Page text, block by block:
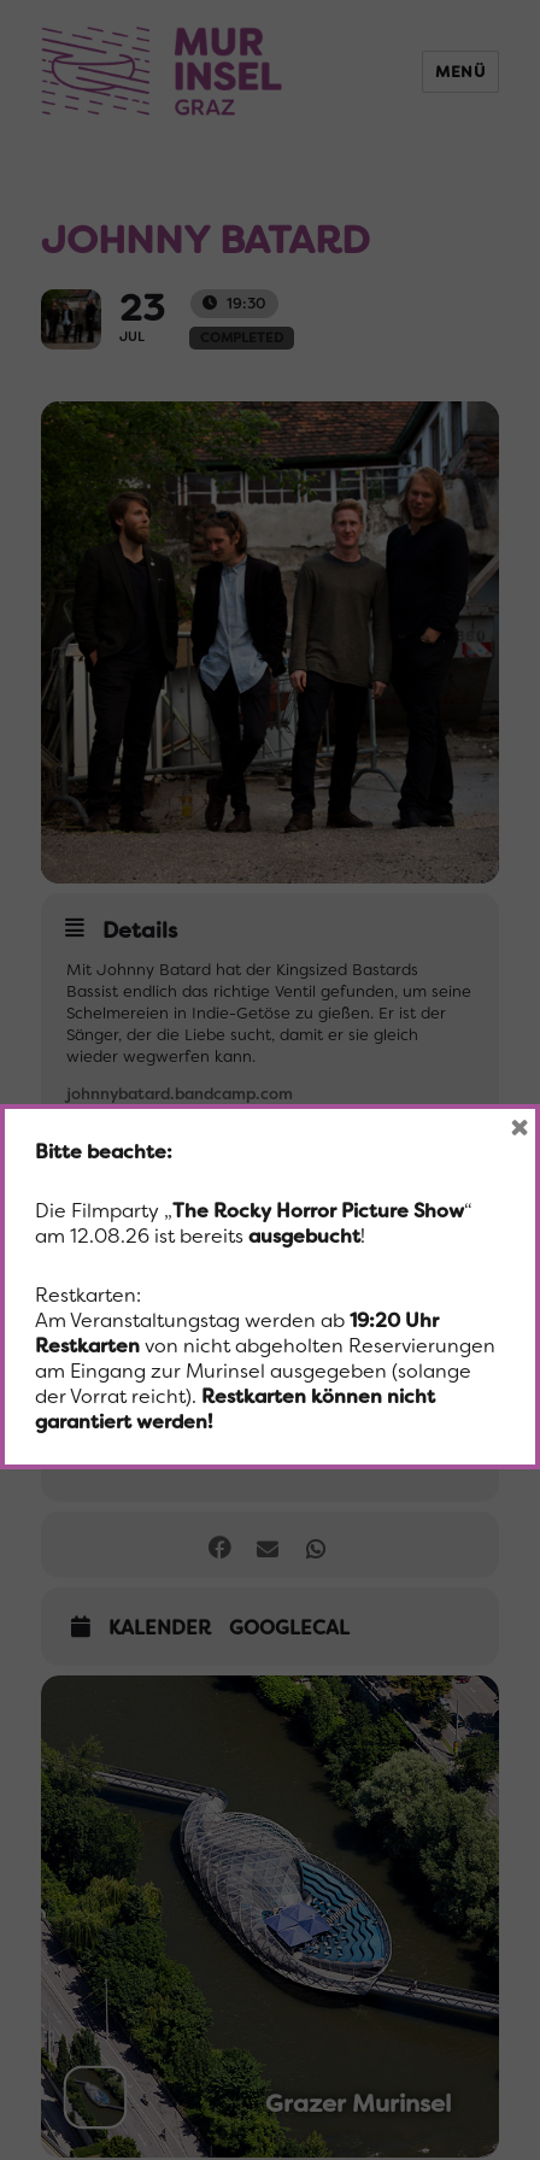
MENÜ
JOHNNY BATARD
23
JUL
19:30
Details
Mit Johnny Batard hat der Kingsized Bastards
Bassist endlich das richtige Ventil gefunden, um seine
Schelmereien in Indie-Getöse zu gießen. Er ist der
Sänger, der die Liebe sucht, damit er sie gleich
wieder wegwerfen kann.
johnnybatard.bandcamp.com
Beginn
Ort
Grazer Murinsel
KALENDER GOOGLECAL
Grazer Murinsel
Bitte beachte:
Die Filmparty „The Rocky Horror Picture Show“
am 12.08.26 ist bereitsausgebucht!
Restkarten:
Am Veranstaltungstag werden ab19:20 Uhr
Restkartenvon nicht abgeholten Reservierungen
am Eingang zur Murinsel ausgegeben (solange
der Vorrat reicht). Restkarten können nicht
garantiert werden!
×